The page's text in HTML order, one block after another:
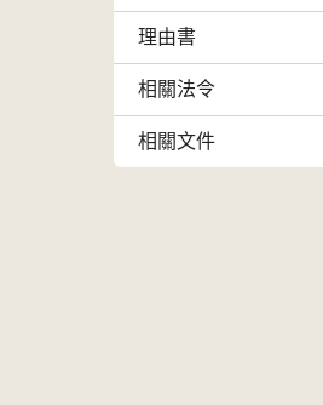
理由書
相關法令
相關文件